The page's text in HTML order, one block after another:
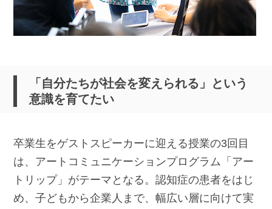
「自分たちが社会を変えられる」という
意識を育てたい
卒業生をゲストスピーカーに迎える授業の3回目
は、アートコミュニケーションプログラム「アー
トリップ」がテーマとなる。認知症の患者をはじ
め、子どもから企業人まで、幅広い層に向けて実